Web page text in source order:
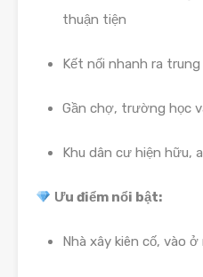
thuận tiện
Kết nối nhanh ra
Gần chợ, trường học
Khu dân cư hiện hữu,
Ưu điểm nổi bật:
Nhà xây kiên cố, vào ở